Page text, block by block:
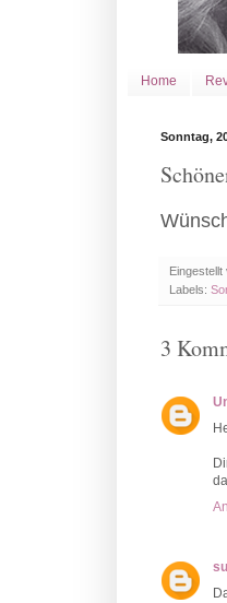
Home
Sonntag,
Eingestellt
Labels:
3